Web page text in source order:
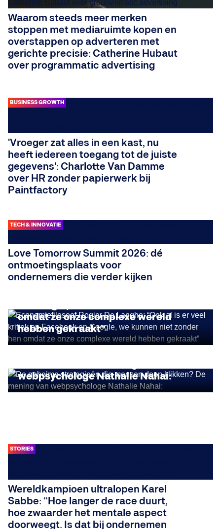
Waarom steeds meer merken
stoppen met mediaruimte kopen en
overstappen op adverteren met
gerichte precisie: Catherine Hubaut
over programmatic advertising
BUSINESS GROWTH
'Vroeger zat alles in een kast, nu
heeft iedereen toegang tot de juiste
gegevens': Charlotte Van Damme
over HR zonder papierwerk bij
Paintfactory
TECH & INNOVATIE
Love Tomorrow Summit 2026: dé
ontmoetingsplaats voor
ondernemers die verder kijken
INSIGHTS
Economiefilosoof Rogier De Langhe:
omdat ze onze complexe wereld
hebben gekraakt”
INSIGHTS
webpsychologe Nathalie Nahai:
STORIES
Wereldkampioen ultralopen Karel
Sabbe: “Hoe langer de race duurt,
hoe zwaarder het mentale aspect
doorweegt. Is dat bij ondernemen